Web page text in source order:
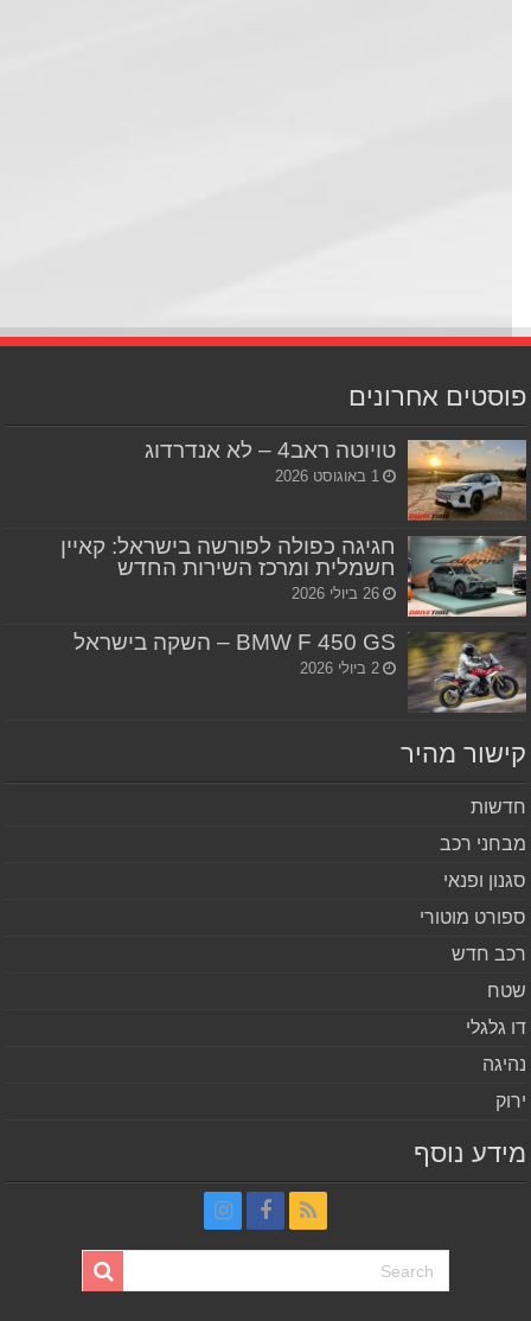
אחרונים
טויוטה ראב4 – לא אנדרדוג
1 באוגוסט 2026
חגיגה כפולה לפורשה בישראל: קאיין
חשמלית ומרכז השירות החדש
26 ביולי 2026
BMW F 450 GS – השקה בישראל
2 ביולי 2026
מהיר
רכב
ופנאי
מוטורי
חדש
גלגלי
נוסף